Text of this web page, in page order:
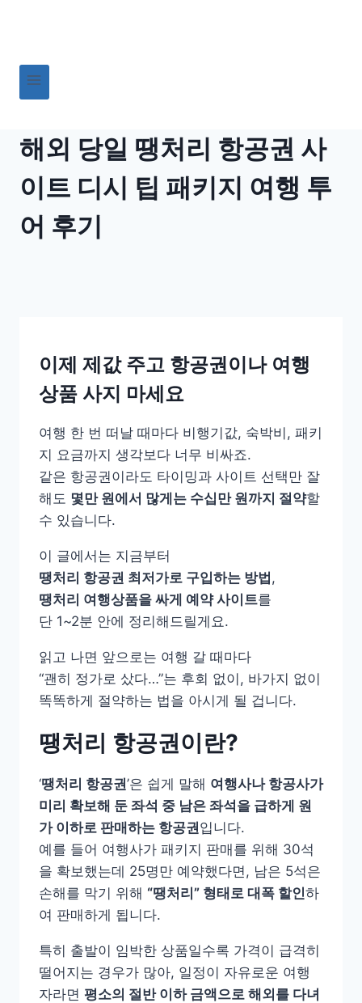
해외 당일 땡처리 항공권 사
이트 디시 팁 패키지 여행 투
어 후기
이제 제값 주고 항공권이나 여행
상품 사지 마세요
여행 한 번 떠날 때마다 비행기값, 숙박비, 패키
지 요금까지 생각보다 너무 비싸죠.
같은 항공권이라도 타이밍과 사이트 선택만 잘
해도 몇만 원에서 많게는 수십만 원까지 절약할
수 있습니다.
이 글에서는 지금부터
땡처리 항공권 최저가로 구입하는 방법 ,
땡처리 여행상품을 싸게 예약 사이트를
단 1~2분 안에 정리해드릴게요.
읽고 나면 앞으로는 여행 갈 때마다
“괜히 정가로 샀다…”는 후회 없이, 바가지 없이
똑똑하게 절약하는 법을 아시게 될 겁니다.
땡처리 항공권이란?
‘땡처리 항공권’은 쉽게 말해 여행사나 항공사가
미리 확보해 둔 좌석 중 남은 좌석을 급하게 원
가 이하로 판매하는 항공권입니다.
예를 들어 여행사가 패키지 판매를 위해 30석
을 확보했는데 25명만 예약했다면, 남은 5석은
손해를 막기 위해 “땡처리” 형태로 대폭 할인하
여 판매하게 됩니다.
특히 출발이 임박한 상품일수록 가격이 급격히
떨어지는 경우가 많아, 일정이 자유로운 여행
자라면 평소의 절반 이하 금액으로 해외를 다녀